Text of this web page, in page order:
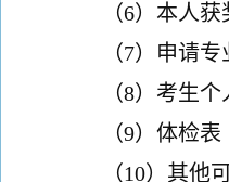
（6）本人获
（7）申请
（8）考生个
（9） 体检表
（10）其他